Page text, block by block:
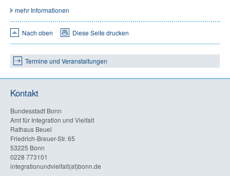
mehr Informationen
Nach oben Diese Seite drucken
Termine und Veranstaltungen
Kontakt
Bundesstadt Bonn
Amt für Integration und Vielfalt
Rathaus Beuel
Friedrich-Breuer-Str. 65
53225 Bonn
0228 773101
integrationundvielfalt(at)bonn.de